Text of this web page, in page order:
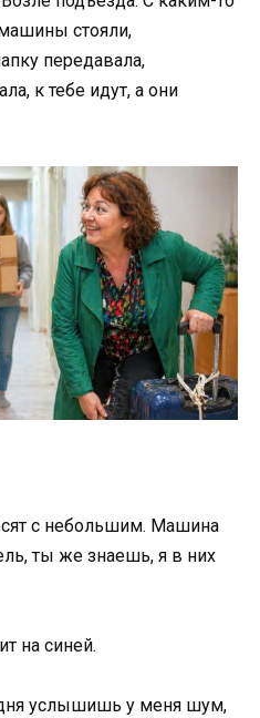
стояли,
передавала,
к тебе идут, а они
с небольшим. Машина
ты же знаешь, я в них
на синей.
услышишь у меня шум,